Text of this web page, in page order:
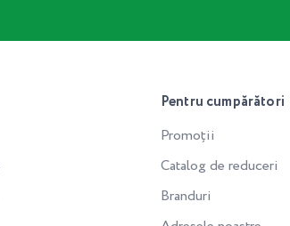
Pentru cumpărători
Promoții
Catalog de reduceri
Branduri